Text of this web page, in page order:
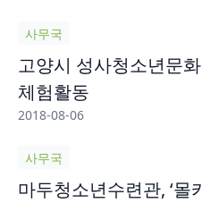
사무국
고양시 성사청소년문
체험활동
2018-08-06
사무국
마두청소년수련관, ‘몰